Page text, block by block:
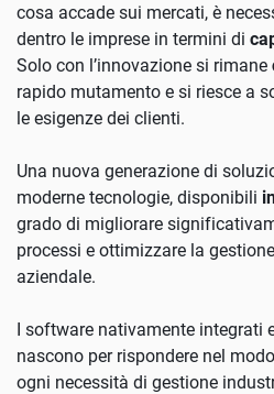
cosa accade sui mercati, è
dentro le imprese in termini di
Solo con l’innovazione si rimane
rapido mutamento e si riesce a
le esigenze dei clienti.
Una nuova generazione di
moderne tecnologie, disponibili
grado di migliorare
processi e ottimizzare la
aziendale.
I software nativamente integrati
nascono per rispondere nel
ogni necessità di gestione